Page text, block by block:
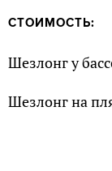
СТОИМОСТЬ:
Шезлонг у
Шезлонг на